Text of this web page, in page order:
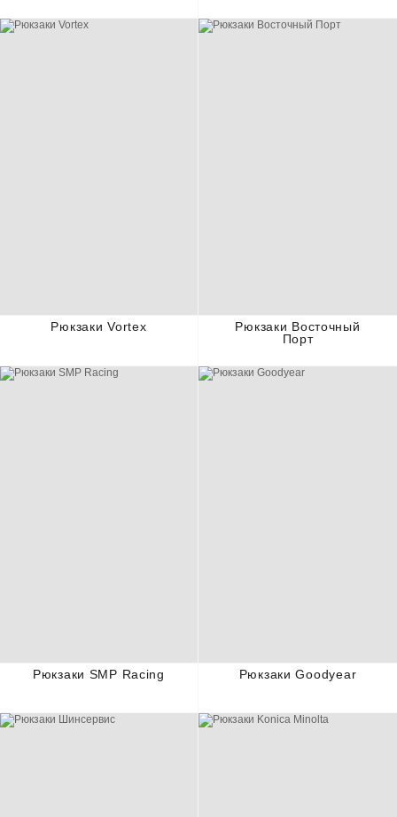
Рюкзаки Vortex
Рюкзаки Восточный
Порт
Рюкзаки SMP Racing Рюкзаки Goodyear